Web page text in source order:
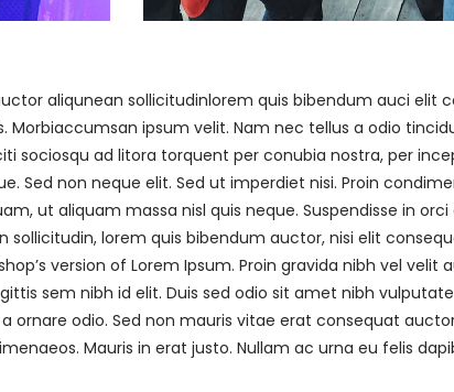
aliqunean sollicitudinlorem quis bibendum auci elit
ipsum velit. Nam nec tellus a odio
ad litora torquent per conubia nostra, per
Sed non neque elit. Sed ut imperdiet nisi. Proin
ut aliquam massa nisl quis neque. Suspendisse in orci
sollicitudin, lorem quis bibendum auctor, nisi elit
version of Lorem Ipsum. Proin gravida nibh vel velit
sem nibh id elit. Duis sed odio sit amet nibh
odio. Sed non mauris vitae erat consequat
Mauris in erat justo. Nullam ac urna eu felis